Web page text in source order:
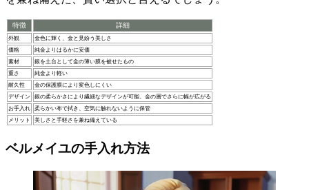
特徴 詳細
外観
金色に輝く、金と見紛う美しさ
価格
純金よりはるかに安価
素材
銀を土台として金の薄い膜を被せたもの
重さ
純金より軽い
耐久性
金の保護膜により変色しにくい
デザイン
銀の柔らかさにより繊細なデザインが可能、金の層でさらに幅が広がる
お手入れ
柔らかい布で拭き、空気に触れないように保管
メリット
美しさと手軽さを兼ね備えている
ベルメイユの手入れ方法